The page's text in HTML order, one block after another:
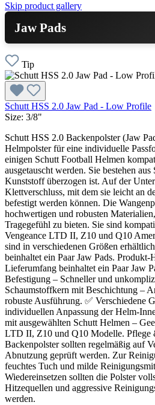
Skip product gallery
Jaw Pads
Tip
Schutt HSS 2.0 Jaw Pad - Low Profile
Size: 3/8"
Schutt HSS 2.0 Backenpolster (Jaw
Helmpolster für eine individuelle
einigen Schutt Football Helmen
ausgetauscht werden. Sie bestehen
Kunststoff überzogen ist. Auf der
Klettverschluss, mit dem sie leicht an
befestigt werden können. Die
hochwertigen und robusten
Tragegefühl zu bieten. Sie sind
Vengeance LTD II, Z10 und Q10
sind in verschiedenen Größen
beinhaltet ein Paar Jaw Pads.
Lieferumfang beinhaltet ein Paar Jaw
Befestigung – Schneller und
Schaumstoffkern mit Beschichtung –
robuste Ausführung. ✅ Verschiedene
individuellen Anpassung der Helm-
mit ausgewählten Schutt Helmen –
LTD II, Z10 und Q10 Modelle. Pflege
Backenpolster sollten regelmäßig auf
Abnutzung geprüft werden. Zur
feuchtes Tuch und milde
Wiedereinsetzen sollten die Polster
Hitzequellen und aggressive
werden.